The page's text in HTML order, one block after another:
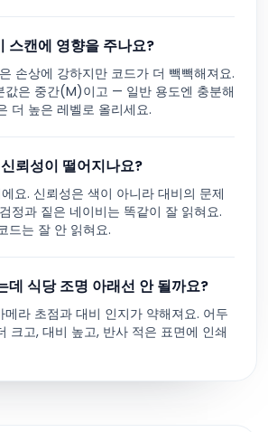
스캔에 영향을 주나요?
손상에 강하지만 코드가 더 빽빽해져요.
값은 중간(M)이고 — 일반 용도엔 충분해
더 높은 레벨로 올리세요.
뢰성이 떨어지나요?
요. 신뢰성은 색이 아니라 대비의 문제
정과 짙은 네이비는 똑같이 잘 읽혀요.
드는 잘 안 읽혀요.
데 식당 조명 아래선 안 될까요?
메라 초점과 대비 인지가 약해져요. 어두
크고, 대비 높고, 반사 적은 표면에 인쇄